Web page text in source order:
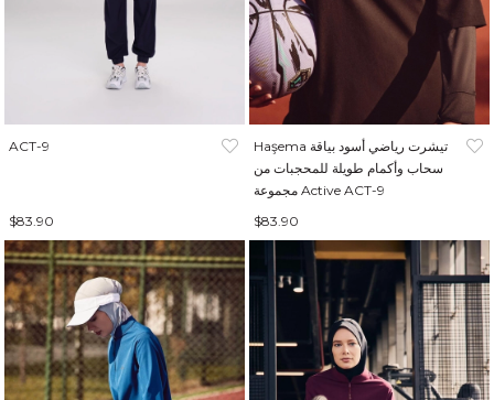
ACT-9
$83.90
Haşema تيشرت رياضي أسود بياقة
سحاب وأكمام طويلة للمحجبات من
مجموعة Active ACT-9
$83.90